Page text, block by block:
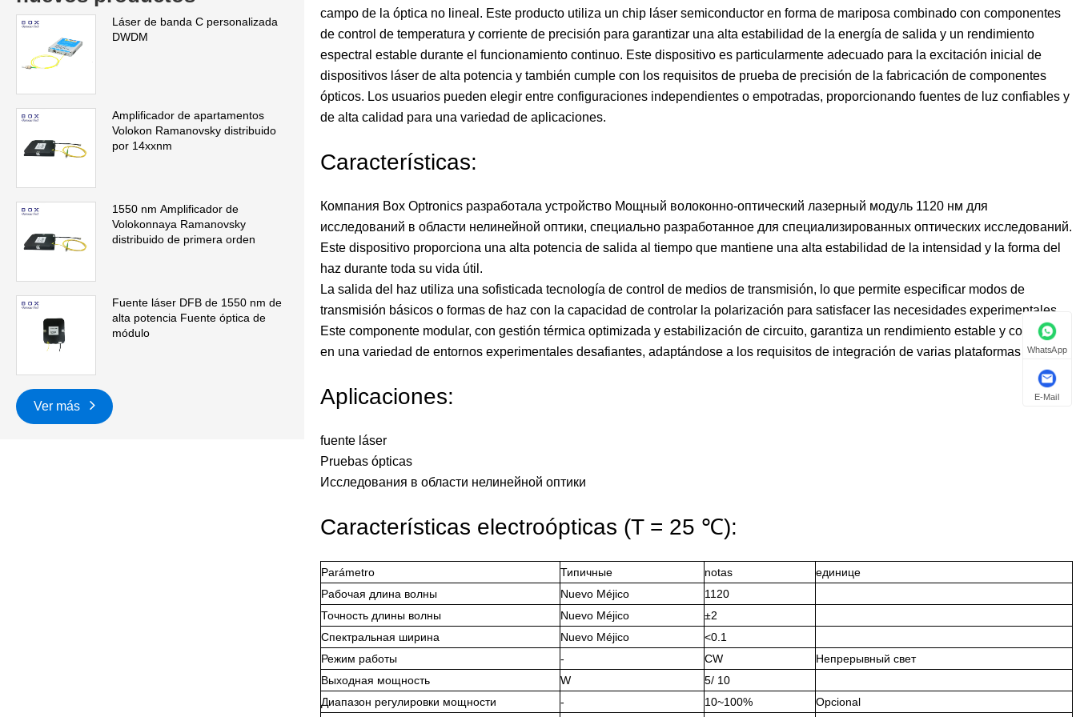
Láser de banda C personalizada
DWDM
Amplificador de apartamentos
Volokon Ramanovsky distribuido
por 14xxnm
1550 nm Amplificador de
Volokonnaya Ramanovsky
distribuido de primera orden
Fuente láser DFB de 1550 nm de
alta potencia Fuente óptica de
módulo
Ver más
campo de la óptica no lineal. Este producto utiliza un chip láser semiconductor en forma de mariposa combinado con componentes
de control de temperatura y corriente de precisión para garantizar una alta estabilidad de la energía de salida y un rendimiento
espectral estable durante el funcionamiento continuo. Este dispositivo es particularmente adecuado para la excitación inicial de
dispositivos láser de alta potencia y también cumple con los requisitos de prueba de precisión de la fabricación de componentes
ópticos. Los usuarios pueden elegir entre configuraciones independientes o empotradas, proporcionando fuentes de luz confiables y
de alta calidad para una variedad de aplicaciones.
Características:
Компания Box Optronics разработала устройство Мощный волоконно-оптический лазерный модуль 1120 нм для
исследований в области нелинейной оптики, специально разработанное для специализированных оптических исследований.
Este dispositivo proporciona una alta potencia de salida al tiempo que mantiene una alta estabilidad de la intensidad y la forma del
haz durante toda su vida útil.
La salida del haz utiliza una sofisticada tecnología de control de medios de transmisión, lo que permite especificar modos de
transmisión básicos o formas de haz con la capacidad de controlar la polarización para satisfacer las necesidades experimentales.
Este componente modular, con gestión térmica optimizada y estabilización de circuito, garantiza un rendimiento estable y confiable
en una variedad de entornos experimentales desafiantes, adaptándose a los requisitos de integración de varias plataformas ópticas.
Aplicaciones:
fuente láser
Pruebas ópticas
Исследования в области нелинейной оптики
Características electroópticas (T = 25 ℃):
Parámetro Типичные notas
единице
Рабочая длина волны
Nuevo Méjico
1120
Точность длины волны
Nuevo Méjico
±2
Спектральная ширина
Nuevo Méjico
<0.1
Режим работы
- CW
Непрерывный свет
Выходная мощность
W
5/ 10
Диапазон регулировки мощности
- 10~100% Opcional
WhatsApp
E-Mail